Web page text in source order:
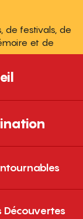
Découvertes
de festivals, de
et de